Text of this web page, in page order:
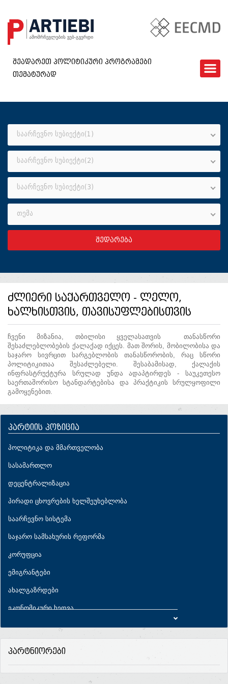
EECMD
ᲙᲘᲗᲮᲕᲐᲠᲘ
ᲮᲨᲘᲠᲐᲓ ᲓᲐᲡᲛᲣᲚᲘ ᲙᲘᲗᲮᲕᲔᲑᲘ
ᲓᲐᲒᲕᲘᲙᲐᲕᲨᲘᲠᲓᲘᲗ
GEO
შეადარეთ პოლიტიკური პროგრამები
თემატურად
საარჩევნო სუბიექტი(1)
საარჩევნო სუბიექტი(2)
საარჩევნო სუბიექტი(3)
თემა
ძლიერი საქართველო - ლელო,
ხალხისთვის, თავისუფლებისთვის
ჩვენი მიზანია, თბილისი ყველასათვის თანასწორი
შესაძლებლობების ქალაქად იქცეს. მათ შორის, მობილობისა და
საჯარო სივრცით სარგებლობის თანასწორობის, რაც სწორი
პოლიტიკითაა შესაძლებელი. შესაბამისად, ქალაქის
ინფრასტრუქტურა სრულად უნდა ადაპტირდეს - საუკეთესო
საერთაშორისო სტანდარტებისა და პრაქტიკის სრულყოფილი
გამოყენებით.
პარტიის პოზიცია
პოლიტიკა და მმართველობა
სასამართლო
დეცენტრალიზაცია
პირადი ცხოვრების ხელშეუხებლობა
საარჩევნო სისტემა
საჯარო სამსახურის რეფორმა
კორუფცია
ემიგრანტები
ახალგაზრდები
ეკონომიკური ხედვა
ეკონომიკური პარამეტრები
სახელმწიფო ვალი
პარტნიორები